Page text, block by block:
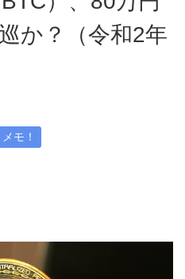
か？（令和2年
モ！